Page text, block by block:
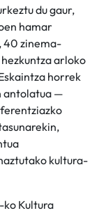
du gaur,
hamar
40 zinema-
arloko
horrek
antolatua —
kultura-
ko Kultura